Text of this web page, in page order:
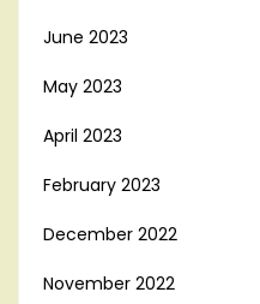
June 2023
May 2023
April 2023
February 2023
December 2022
November 2022